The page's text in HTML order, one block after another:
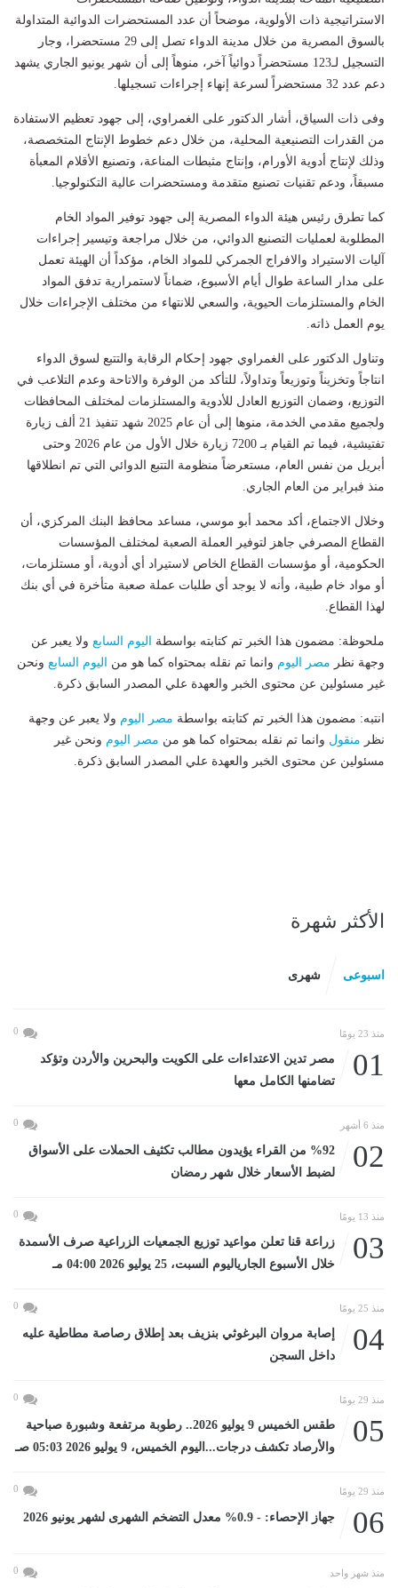
الاستراتيجية ذات الأولوية، موضحاً أن عدد المستحضرات الدوائية المتداولة
بالسوق المصرية من خلال مدينة الدواء تصل إلى 29 مستحضرا، وجار
التسجيل لـ123 مستحضراً دوائياً آخر، منوهاً إلى أن شهر يونيو الجاري يشهد
دعم عدد 32 مستحضراً لسرعة إنهاء إجراءات تسجيلها.
وفى ذات السياق، أشار الدكتور على الغمراوي، إلى جهود تعظيم الاستفادة
من القدرات التصنيعية المحلية، من خلال دعم خطوط الإنتاج المتخصصة،
وذلك لإنتاج أدوية الأورام، وإنتاج مثبطات المناعة، وتصنيع الأقلام المعبأة
مسبقاً، ودعم تقنيات تصنيع متقدمة ومستحضرات عالية التكنولوجيا.
كما تطرق رئيس هيئة الدواء المصرية إلى جهود توفير المواد الخام
المطلوبة لعمليات التصنيع الدوائي، من خلال مراجعة وتيسير إجراءات
آليات الاستيراد والافراج الجمركي للمواد الخام، مؤكداً أن الهيئة تعمل
على مدار الساعة طوال أيام الأسبوع، ضماناً لاستمرارية تدفق المواد
الخام والمستلزمات الحيوية، والسعي للانتهاء من مختلف الإجراءات خلال
يوم العمل ذاته.
وتناول الدكتور على الغمراوي جهود إحكام الرقابة والتتبع لسوق الدواء
انتاجاً وتخزيناً وتوزيعاً وتداولاً، للتأكد من الوفرة والاتاحة وعدم التلاعب في
التوزيع، وضمان التوزيع العادل للأدوية والمستلزمات لمختلف المحافظات
ولجميع مقدمي الخدمة، منوها إلى أن عام 2025 شهد تنفيذ 21 ألف زيارة
تفتيشية، فيما تم القيام بـ 7200 زيارة خلال الأول من عام 2026 وحتى
أبريل من نفس العام، مستعرضاً منظومة التتبع الدوائي التي تم انطلاقها
منذ فبراير من العام الجاري.
وخلال الاجتماع، أكد محمد أبو موسي، مساعد محافظ البنك المركزي، أن
القطاع المصرفي جاهز لتوفير العملة الصعبة لمختلف المؤسسات
الحكومية، أو مؤسسات القطاع الخاص لاستيراد أي أدوية، أو مستلزمات،
أو مواد خام طبية، وأنه لا يوجد أي طلبات عملة صعبة متأخرة في أي بنك
لهذا القطاع.
ملحوظة: مضمون هذا الخبر تم كتابته بواسطة اليوم السابع ولا يعبر عن
وجهة نظر مصر اليوم وانما تم نقله بمحتواه كما هو من اليوم السابع ونحن
غير مسئولين عن محتوى الخبر والعهدة علي المصدر السابق ذكرة.
انتبه: مضمون هذا الخبر تم كتابته بواسطة مصر اليوم ولا يعبر عن وجهة
نظر منقول وانما تم نقله بمحتواه كما هو من مصر اليوم ونحن غير
مسئولين عن محتوى الخبر والعهدة علي المصدر السابق ذكرة.
الأكثر شهرة
اسبوعى شهرى
منذ 23 يومًا 0
01
مصر تدين الاعتداءات على الكويت والبحرين والأردن وتؤكد
تضامنها الكامل معها
منذ 6 أشهر 0
02
%92 من القراء يؤيدون مطالب تكثيف الحملات على الأسواق
لضبط الأسعار خلال شهر رمضان
منذ 13 يومًا 0
03
زراعة قنا تعلن مواعيد توزيع الجمعيات الزراعية صرف الأسمدة
خلال الأسبوع الجارياليوم السبت، 25 يوليو 2026 04:00 مـ
منذ 25 يومًا 0
04
إصابة مروان البرغوثي بنزيف بعد إطلاق رصاصة مطاطية عليه
داخل السجن
منذ 29 يومًا 0
05
طقس الخميس 9 يوليو 2026.. رطوبة مرتفعة وشبورة صباحية
والأرصاد تكشف درجات...اليوم الخميس، 9 يوليو 2026 05:03 صـ
منذ 29 يومًا 0
06 جهاز الإحصاء: - 0.9% معدل التضخم الشهرى لشهر يونيو 2026
منذ شهر واحد 0